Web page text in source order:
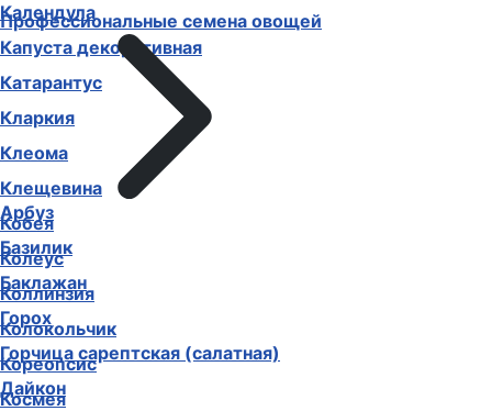
Календула
Капуста декоративная
Катарантус
Кларкия
Клеома
Клещевина
Кобея
Колеус
Коллинзия
Колокольчик
Кореопсис
Космея
Профессиональные семена овощей
Арбуз
Базилик
Баклажан
Горох
Горчица сарептская (салатная)
Дайкон